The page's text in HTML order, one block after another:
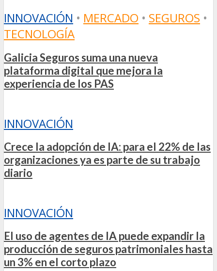
INNOVACIÓN • MERCADO • SEGUROS •
TECNOLOGÍA
Galicia Seguros suma una nueva
plataforma digital que mejora la
experiencia de los PAS
INNOVACIÓN
Crece la adopción de IA: para el 22% de las
organizaciones ya es parte de su trabajo
diario
INNOVACIÓN
El uso de agentes de IA puede expandir la
producción de seguros patrimoniales hasta
un 3% en el corto plazo